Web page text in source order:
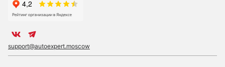
support@autoexpert.moscow